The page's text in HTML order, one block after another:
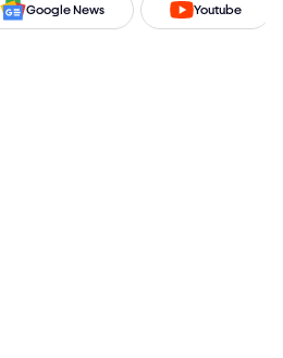
Google News Youtube